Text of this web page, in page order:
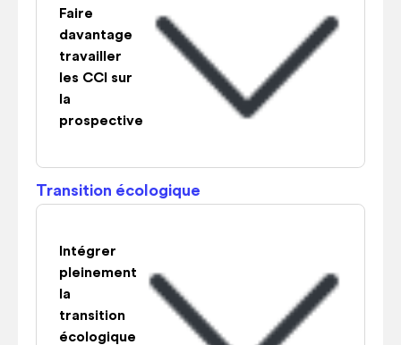
Faire
davantage
travailler
les CCI sur
la
prospective
Transition écologique
Intégrer
pleinement
la
transition
écologique